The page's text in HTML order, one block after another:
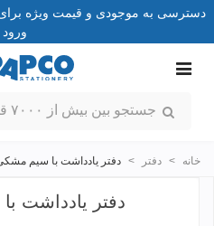
دسترسی به موجودی و قیمت ویژه
ورود
خانه > دفتر > دفتر یادداشت با سیم
دفتر یادداشت